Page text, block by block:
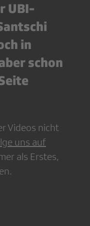
UBI-
in
schon
Videos nicht
uns auf
als Erstes,